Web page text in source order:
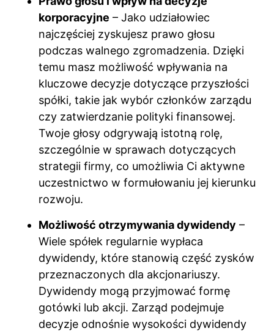
korporacyjne – Jako udziałowiec
najczęściej zyskujesz prawo głosu
podczas walnego zgromadzenia. Dzięki
temu masz możliwość wpływania na
kluczowe decyzje dotyczące przyszłości
spółki, takie jak wybór członków zarządu
czy zatwierdzanie polityki finansowej.
Twoje głosy odgrywają istotną rolę,
szczególnie w sprawach dotyczących
strategii firmy, co umożliwia Ci aktywne
uczestnictwo w formułowaniu jej kierunku
rozwoju.
Możliwość otrzymywania dywidendy –
Wiele spółek regularnie wypłaca
dywidendy, które stanowią część zysków
przeznaczonych dla akcjonariuszy.
Dywidendy mogą przyjmować formę
gotówki lub akcji. Zarząd podejmuje
decyzje odnośnie wysokości dywidendy